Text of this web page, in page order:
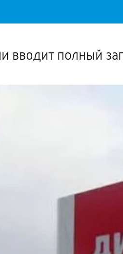
вводит полный